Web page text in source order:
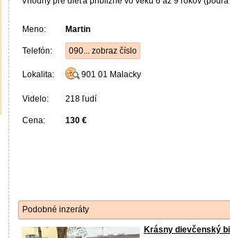
Meno: Martin
Telefón: 090... zobraz číslo
Lokalita: 901 01 Malacky
Videlo: 218 ľudí
Cena: 130 €
Podobné inzeráty
Krásny dievčenský